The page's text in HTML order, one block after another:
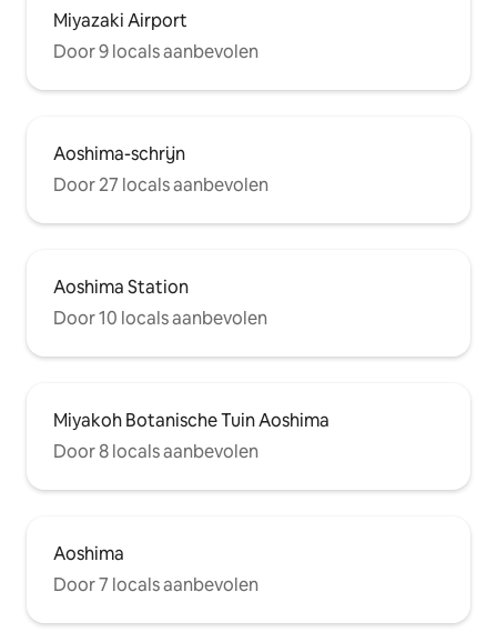
minuten rijden, Het is ook een
geweldige uitvalsbasis voor
bergbeklimmen en wandelen. Ontsnap
aan het dagelijkse leven tijdens een reis
🌿🦌
Miyazaki Airport
Door 9 locals aanbevolen
Aoshima-schrijn
Door 27 locals aanbevolen
Aoshima Station
Door 10 locals aanbevolen
Miyakoh Botanische Tuin Aoshima
Door 8 locals aanbevolen
Aoshima
Door 7 locals aanbevolen